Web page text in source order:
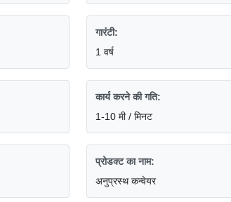
गारंटी:
1 वर्ष
कार्य करने की गति:
1-10 मी / मिनट
प्रोडक्ट का नाम:
अनुप्रस्थ कन्वेयर